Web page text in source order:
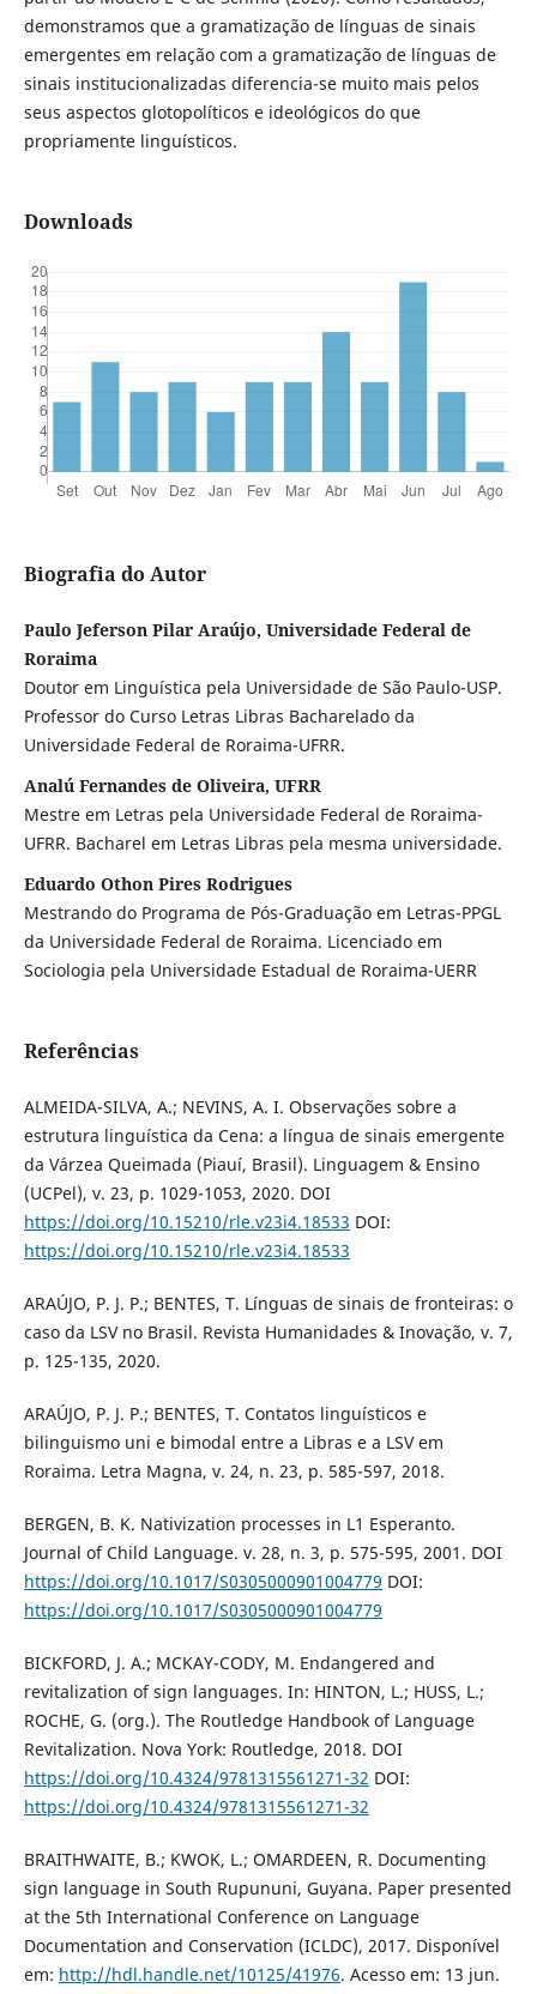
demonstramos que a gramatização de línguas de sinais
emergentes em relação com a gramatização de línguas de
sinais institucionalizadas diferencia-se muito mais pelos
seus aspectos glotopolíticos e ideológicos do que
propriamente linguísticos.
Downloads
Biografia do Autor
Paulo Jeferson Pilar Araújo, Universidade Federal de
Roraima
Doutor em Linguística pela Universidade de São Paulo-USP.
Professor do Curso Letras Libras Bacharelado da
Universidade Federal de Roraima-UFRR.
Analú Fernandes de Oliveira, UFRR
Mestre em Letras pela Universidade Federal de Roraima-
UFRR. Bacharel em Letras Libras pela mesma universidade.
Eduardo Othon Pires Rodrigues
Mestrando do Programa de Pós-Graduação em Letras-PPGL
da Universidade Federal de Roraima. Licenciado em
Sociologia pela Universidade Estadual de Roraima-UERR
Referências
ALMEIDA-SILVA, A.; NEVINS, A. I. Observações sobre a
estrutura linguística da Cena: a língua de sinais emergente
da Várzea Queimada (Piauí, Brasil). Linguagem & Ensino
(UCPel), v. 23, p. 1029-1053, 2020. DOI
https://doi.org/10.15210/rle.v23i4.18533 DOI:
https://doi.org/10.15210/rle.v23i4.18533
ARAÚJO, P. J. P.; BENTES, T. Línguas de sinais de fronteiras: o
caso da LSV no Brasil. Revista Humanidades & Inovação, v. 7,
p. 125-135, 2020.
ARAÚJO, P. J. P.; BENTES, T. Contatos linguísticos e
bilinguismo uni e bimodal entre a Libras e a LSV em
Roraima. Letra Magna, v. 24, n. 23, p. 585-597, 2018.
BERGEN, B. K. Nativization processes in L1 Esperanto.
Journal of Child Language. v. 28, n. 3, p. 575-595, 2001. DOI
https://doi.org/10.1017/S0305000901004779 DOI:
https://doi.org/10.1017/S0305000901004779
BICKFORD, J. A.; MCKAY-CODY, M. Endangered and
revitalization of sign languages. In: HINTON, L.; HUSS, L.;
ROCHE, G. (org.). The Routledge Handbook of Language
Revitalization. Nova York: Routledge, 2018. DOI
https://doi.org/10.4324/9781315561271-32 DOI:
https://doi.org/10.4324/9781315561271-32
BRAITHWAITE, B.; KWOK, L.; OMARDEEN, R. Documenting
sign language in South Rupununi, Guyana. Paper presented
at the 5th International Conference on Language
Documentation and Conservation (ICLDC), 2017. Disponível
em: http://hdl.handle.net/10125/41976. Acesso em: 13 jun.